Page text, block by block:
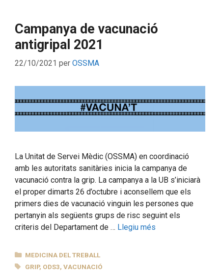
Campanya de vacunació
antigripal 2021
22/10/2021 per OSSMA
La Unitat de Servei Mèdic (OSSMA) en coordinació
amb les autoritats sanitàries inicia la campanya de
vacunació contra la grip. La campanya a la UB s’iniciarà
el proper dimarts 26 d’octubre i aconsellem que els
primers dies de vacunació vinguin les persones que
pertanyin als següents grups de risc seguint els
criteris del Departament de … Llegiu més
CATEGORIES
MEDICINA DEL TREBALL
ETIQUETES
GRIP, ODS3,VACUNACIÓ